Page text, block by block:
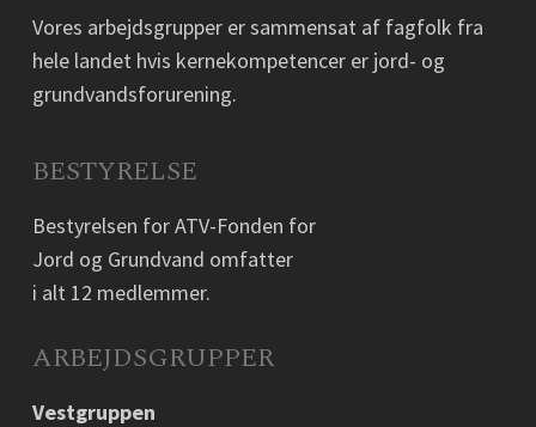
Vores arbejdsgrupper er sammensat af fagfolk fra
hele landet hvis kernekompetencer er jord- og
grundvandsforurening.
BESTYRELSE
Bestyrelsen for ATV-Fonden for
Jord og Grundvand omfatter
i alt 12 medlemmer.
ARBEJDSGRUPPER
Vestgruppen